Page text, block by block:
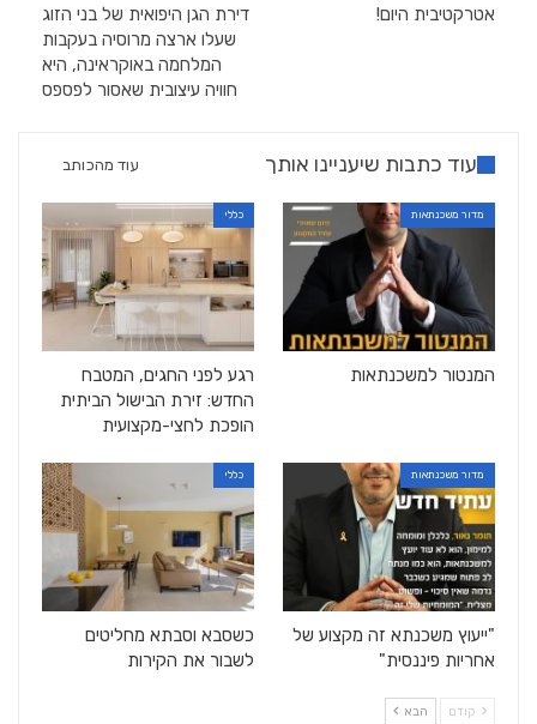
אטרקטיבית היום!
דירת הגן היפואית של בני הזוג
שעלו ארצה מרוסיה בעקבות
המלחמה באוקראינה, היא
חוויה עיצובית שאסור לפספס
עוד כתבות שיעניינו אותך עוד מהכותב
מדור משכנתאות
המנטור למשכנתאות
כללי
רגע לפני החגים, המטבח
החדש: זירת הבישול הביתית
הופכת לחצי-מקצועית
מדור משכנתאות
"ייעוץ משכנתא זה מקצוע של
אחריות פיננסית"
כללי
כשסבא וסבתא מחליטים
לשבור את הקירות
קודם הבא